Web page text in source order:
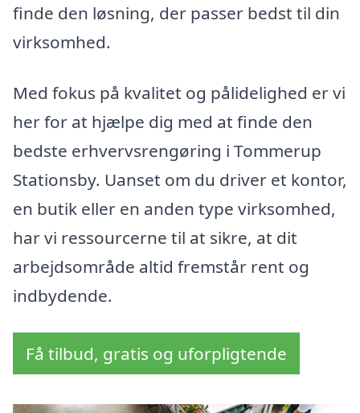
finde den løsning, der passer bedst til din
virksomhed.
Med fokus på kvalitet og pålidelighed er vi
her for at hjælpe dig med at finde den
bedste erhvervsrengøring i Tommerup
Stationsby. Uanset om du driver et kontor,
en butik eller en anden type virksomhed,
har vi ressourcerne til at sikre, at dit
arbejdsområde altid fremstår rent og
indbydende.
Få tilbud, gratis og uforpligtende